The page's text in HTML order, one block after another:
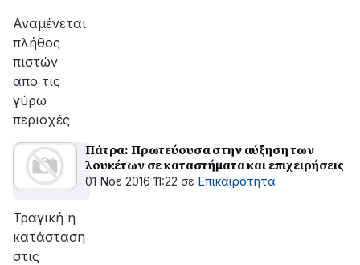
Αναμένεται
πλήθος
πιστών
απο τις
γύρω
περιοχές
Πάτρα: Πρωτεύουσα στην αύξηση των
λουκέτων σε καταστήματα και επιχειρήσεις
01 Νοε 2016 11:22 σε Επικαιρότητα
Τραγική η
κατάσταση
στις